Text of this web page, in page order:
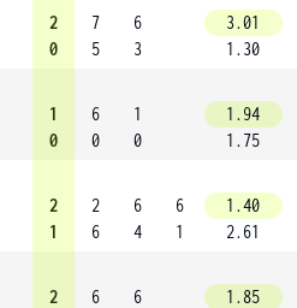
2
0
7
5
6
3
3.01
1.30
1
0
6
0
1
0
1.94
1.75
2
1
2
6
6
4
6
1
1.40
2.61
2
6
6
1.85